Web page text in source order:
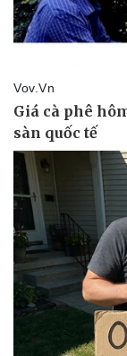
Doanh nghiệp 24h
Doanh nhân
Vì cộng đồng